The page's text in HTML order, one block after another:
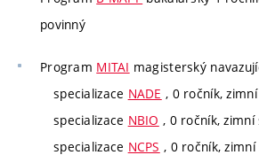
povinný
Program MITAI magisterský
specializace NADE , 0 ročník,
specializace NBIO , 0 ročník,
specializace NCPS , 0 ročník,